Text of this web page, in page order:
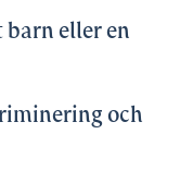
barn eller en
och